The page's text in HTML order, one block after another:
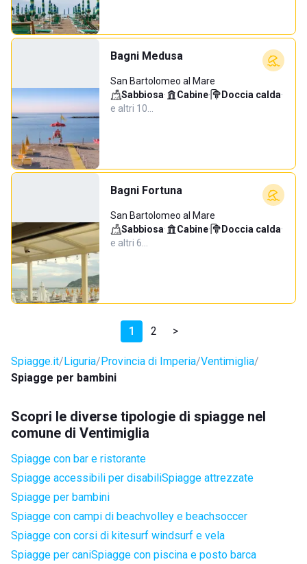
Bagni Medusa
San Bartolomeo al Mare
Sabbiosa· Cabine· Doccia calda·
e altri 10…
Bagni Fortuna
San Bartolomeo al Mare
Sabbiosa· Cabine· Doccia calda·
e altri 6…
1 2 >
Spiagge.it Liguria Provincia di Imperia Ventimiglia
Spiagge per bambini
Scopri le diverse tipologie di spiagge nel
comune di Ventimiglia
Spiagge con bar e ristorante
Spiagge accessibili per disabiliSpiagge attrezzate
Spiagge per bambini
Spiagge con campi di beachvolley e beachsoccer
Spiagge con corsi di kitesurf windsurf e vela
Spiagge per caniSpiagge con piscina e posto barca